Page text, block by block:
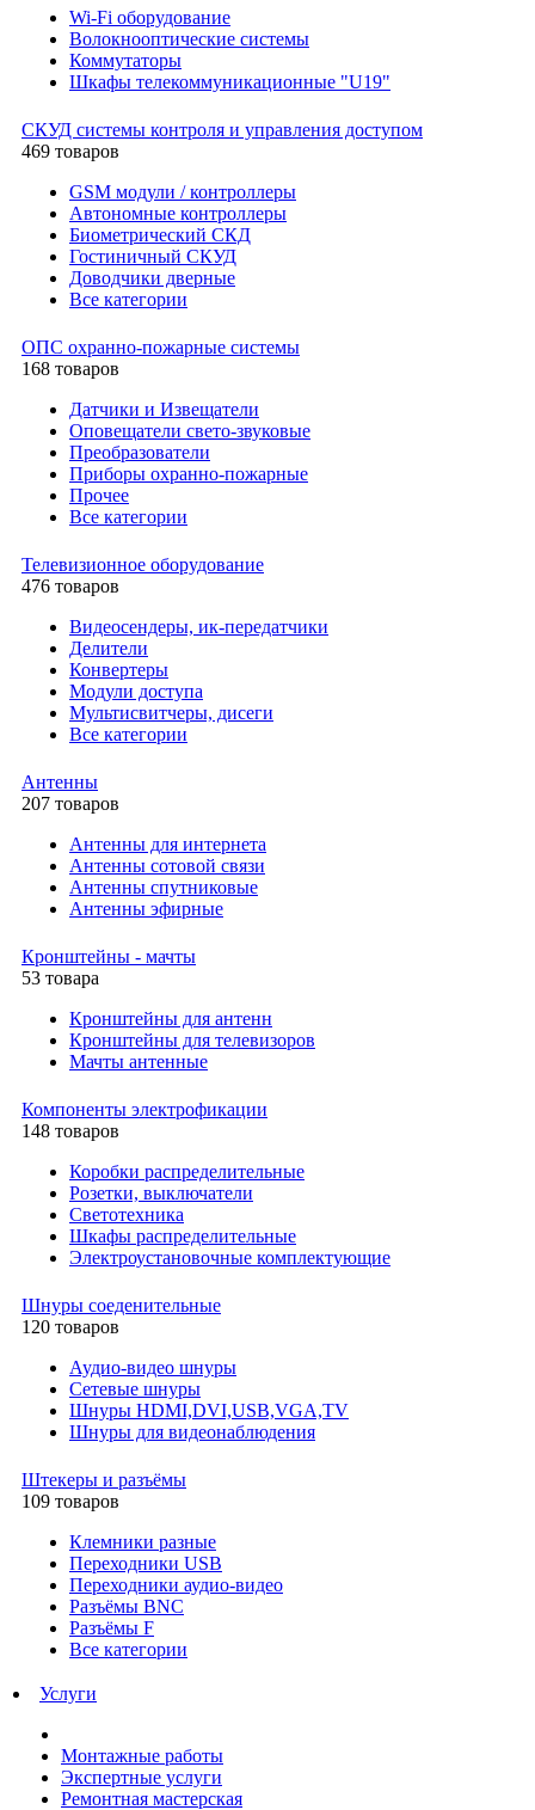
Wi-Fi оборудование
Волокнооптические системы
Коммутаторы
Шкафы телекоммуникационные "U19"
СКУД системы контроля и управления доступом
469 товаров
GSM модули / контроллеры
Автономные контроллеры
Биометрический СКД
Гостиничный СКУД
Доводчики дверные
Все категории
ОПС охранно-пожарные системы
168 товаров
Датчики и Извещатели
Оповещатели свето-звуковые
Преобразователи
Приборы охранно-пожарные
Прочее
Все категории
Телевизионное оборудование
476 товаров
Видеосендеры, ик-передатчики
Делители
Конвертеры
Модули доступа
Мультисвитчеры, дисеги
Все категории
Антенны
207 товаров
Антенны для интернета
Антенны сотовой связи
Антенны спутниковые
Антенны эфирные
Кронштейны - мачты
53 товара
Кронштейны для антенн
Кронштейны для телевизоров
Мачты антенные
Компоненты электрофикации
148 товаров
Коробки распределительные
Розетки, выключатели
Светотехника
Шкафы распределительные
Электроустановочные комплектующие
Шнуры соеденительные
120 товаров
Аудио-видео шнуры
Сетевые шнуры
Шнуры HDMI,DVI,USB,VGA,TV
Шнуры для видеонаблюдения
Штекеры и разъёмы
109 товаров
Клемники разные
Переходники USB
Переходники аудио-видео
Разъёмы BNC
Разъёмы F
Все категории
Услуги
Монтажные работы
Экспертные услуги
Ремонтная мастерская